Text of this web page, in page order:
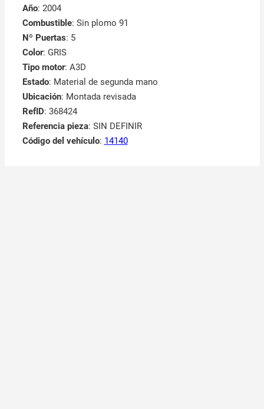
Año: 2004
Combustible: Sin plomo 91
Nº Puertas: 5
Color: GRIS
Tipo motor: A3D
Estado: Material de segunda mano
Ubicación: Montada revisada
RefID: 368424
Referencia pieza: SIN DEFINIR
Código del vehículo: 14140